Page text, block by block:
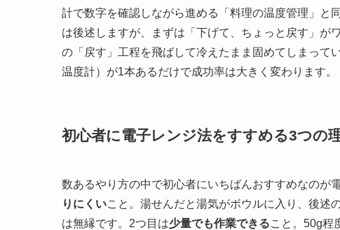
計で数字を確認しながら進める「料理の温度管理」と
は後述しますが、まずは「下げて、ちょっと戻す」が
の「戻す」工程を飛ばして冷えたまま固めてしまっ
温度計）が1本あるだけで成功率は大きく変わります。
初心者に電子レンジ法をすすめる3つの
数あるやり方の中で初心者にいちばんおすすめなのが
りにくいこと。湯せんだと湯気がボウルに入り、後述
は無縁です。2つ目は少量でも作業できること。50g程